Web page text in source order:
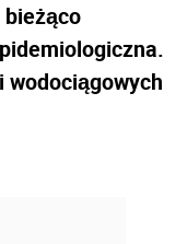
wodociągowych